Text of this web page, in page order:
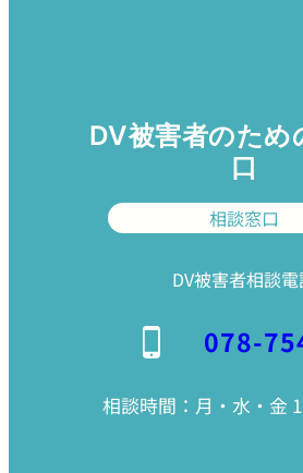
DV被害者のため
口
相談窓口
DV被害者相談
078-
相談時間：月・水・金